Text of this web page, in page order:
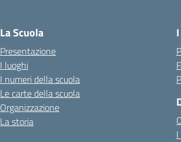
La Scuola
Presentazione
I luoghi
I numeri della scuola
Le carte della scuola
Organizzazione
La storia